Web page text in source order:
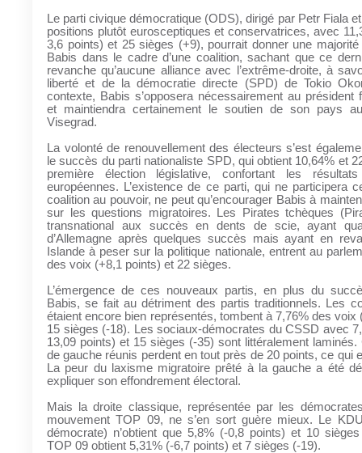
Le parti civique démocratique (ODS), dirigé par Petr Fiala
positions plutôt eurosceptiques et conservatrices, avec
3,6 points) et 25 sièges (+9), pourrait donner une majorité
Babis dans le cadre d’une coalition, sachant que ce
revanche qu’aucune alliance avec l’extrême-droite, à
liberté et de la démocratie directe (SPD) de Tokio
contexte, Babis s’opposera nécessairement au président
et maintiendra certainement le soutien de son pays
Visegrad.
La volonté de renouvellement des électeurs s’est
le succès du parti nationaliste SPD, qui obtient 10,64% et
première élection législative, confortant les
européennes. L’existence de ce parti, qui ne participera
coalition au pouvoir, ne peut qu’encourager Babis à
sur les questions migratoires. Les Pirates tchèques
transnational aux succès en dents de scie, ayant
d’Allemagne après quelques succès mais ayant en
Islande à peser sur la politique nationale, entrent au
des voix (+8,1 points) et 22 sièges.
L’émergence de ces nouveaux partis, en plus du
Babis, se fait au détriment des partis traditionnels. Les
étaient encore bien représentés, tombent à 7,76% des voix
15 sièges (-18). Les sociaux-démocrates du CSSD avec
13,09 points) et 15 sièges (-35) sont littéralement
de gauche réunis perdent en tout près de 20 points, ce qui
La peur du laxisme migratoire prêté à la gauche a été
expliquer son effondrement électoral.
Mais la droite classique, représentée par les
mouvement TOP 09, ne s’en sort guère mieux. Le
démocrate) n’obtient que 5,8% (-0,8 points) et 10
TOP 09 obtient 5,31% (-6,7 points) et 7 sièges (-19).